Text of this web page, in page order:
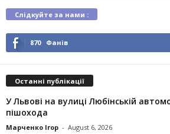
Слідкуйте за нами :
870 Фанів
Останні публікації
У Львові на вулиці Любінській
пішохода
Марченко Ігор - August 6, 2026